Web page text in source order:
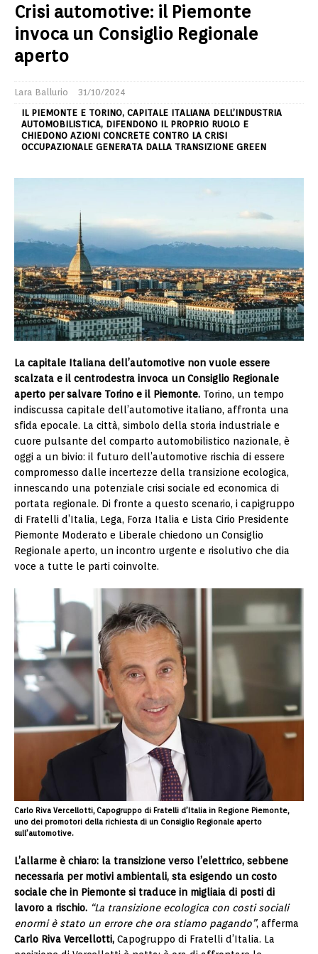
Crisi automotive: il Piemonte
invoca un Consiglio Regionale
aperto
Lara Ballurio
31/10/2024
IL PIEMONTE E TORINO, CAPITALE ITALIANA DELL’INDUSTRIA
AUTOMOBILISTICA, DIFENDONO IL PROPRIO RUOLO E
CHIEDONO AZIONI CONCRETE CONTRO LA CRISI
OCCUPAZIONALE GENERATA DALLA TRANSIZIONE GREEN
La capitale Italiana dell’automotive non vuole essere
scalzata e il centrodestra invoca un Consiglio Regionale
aperto per salvare Torino e il Piemonte. Torino, un tempo
indiscussa capitale dell’automotive italiano, affronta una
sfida epocale. La città, simbolo della storia industriale e
cuore pulsante del comparto automobilistico nazionale, è
oggi a un bivio: il futuro dell’automotive rischia di essere
compromesso dalle incertezze della transizione ecologica,
innescando una potenziale crisi sociale ed economica di
portata regionale. Di fronte a questo scenario, i capigruppo
di Fratelli d’Italia, Lega, Forza Italia e Lista Cirio Presidente
Piemonte Moderato e Liberale chiedono un Consiglio
Regionale aperto, un incontro urgente e risolutivo che dia
voce a tutte le parti coinvolte.
Carlo Riva Vercellotti, Capogruppo di Fratelli d’Italia in Regione Piemonte,
uno dei promotori della richiesta di un Consiglio Regionale aperto
sull’automotive.
L’allarme è chiaro: la transizione verso l’elettrico, sebbene
necessaria per motivi ambientali, sta esigendo un costo
sociale che in Piemonte si traduce in migliaia di posti di
lavoro a rischio. “La transizione ecologica con costi sociali
enormi è stato un errore che ora stiamo pagando”, afferma
Carlo Riva Vercellotti, Capogruppo di Fratelli d’Italia. La